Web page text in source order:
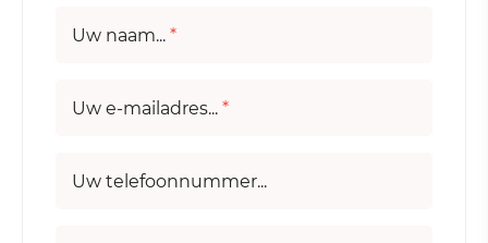
Uw naam... *
Uw e-mailadres... *
Uw telefoonnummer...